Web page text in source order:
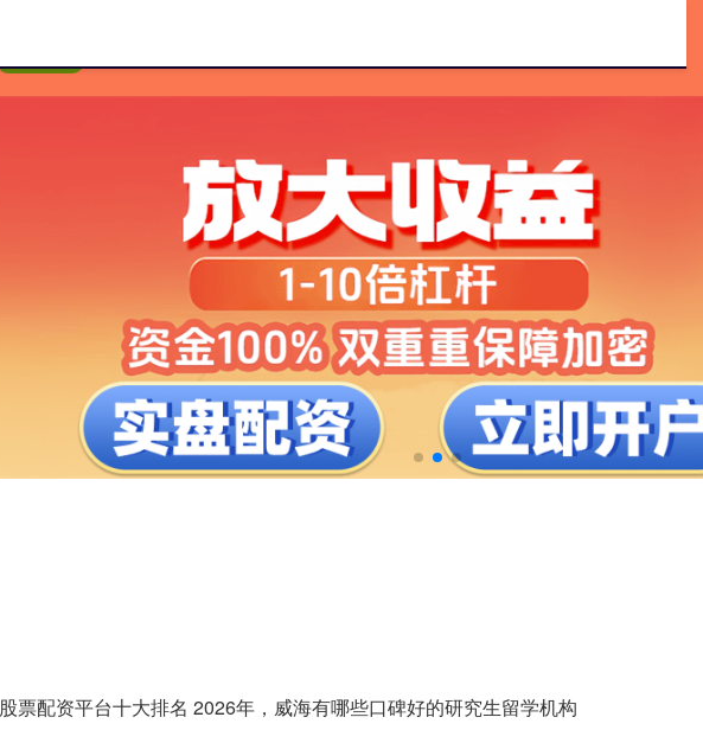
股票配资平台十大排名 2026年，威海有哪些口碑好的研究生留学机构